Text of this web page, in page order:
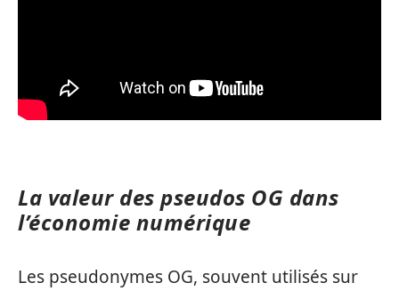
La valeur des pseudos OG dans
l’économie numérique
Les pseudonymes OG, souvent utilisés sur